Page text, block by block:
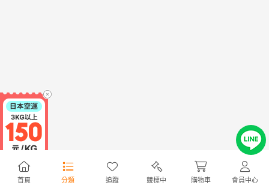
首頁 分類 追蹤 競標中 購物車 會員中心